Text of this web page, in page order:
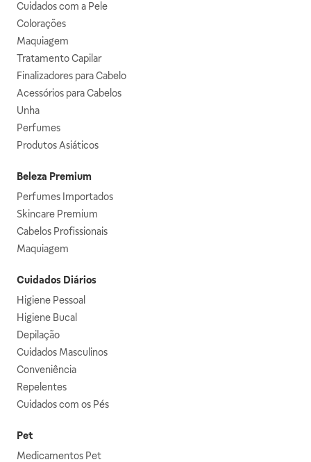
Cuidados com a Pele
Colorações
Maquiagem
Tratamento Capilar
Finalizadores para Cabelo
Acessórios para Cabelos
Unha
Perfumes
Produtos Asiáticos
Beleza Premium
Perfumes Importados
Skincare Premium
Cabelos Profissionais
Maquiagem
Cuidados Diários
Higiene Pessoal
Higiene Bucal
Depilação
Cuidados Masculinos
Conveniência
Repelentes
Cuidados com os Pés
Pet
Medicamentos Pet